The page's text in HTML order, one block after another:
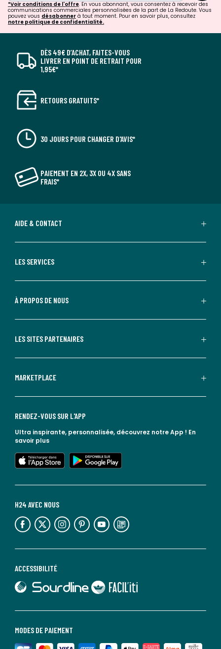
*Voir conditions de l'offre. En vous abonnant, vous consentez à recevoir des
communications commerciales personnalisées de la part de La Redoute. Vous
pouvez vous désabonner à tout moment. Pour en savoir plus, consultez
notre politique de confidentialité.
DÈS 49€ D’ACHAT, FAITES-VOUS
LIVRER EN POINT DE RETRAIT POUR
1,95€*
RETOURS GRATUITS*
30 JOURS POUR CHANGER D'AVIS*
PAIEMENT EN 2X, 3X OU 4X SANS
FRAIS*
AIDE & CONTACT
LES SERVICES
À PROPOS DE NOUS
LES SITES PARTENAIRES
MARKETPLACE
MODES DE PAIEMENT
ACCESSIBILITÉ
lien vers Sourdline
lien vers Faciliti
H24 AVEC NOUS
lien vers l'espace réseaux sociaux lien vers l'espace réseaux sociaux lien vers l'espace réseaux sociaux lien vers l'espace réseaux sociaux lien vers l'espace réseaux sociaux lien vers le blog la redoute
RENDEZ-VOUS SUR L'APP
Ultra inspirante, personnalisée, découvrez notre App ! En
savoir plus
lien vers l'app store
lien vers google play